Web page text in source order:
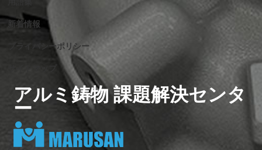
新着情報
プライバシーポリシー
アルミ鋳物 課題解決センタ
ー